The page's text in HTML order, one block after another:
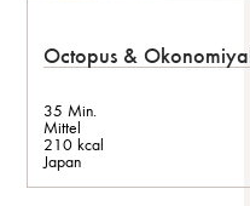
Octopus &
35 Min.
Mittel
210 kcal
Japan